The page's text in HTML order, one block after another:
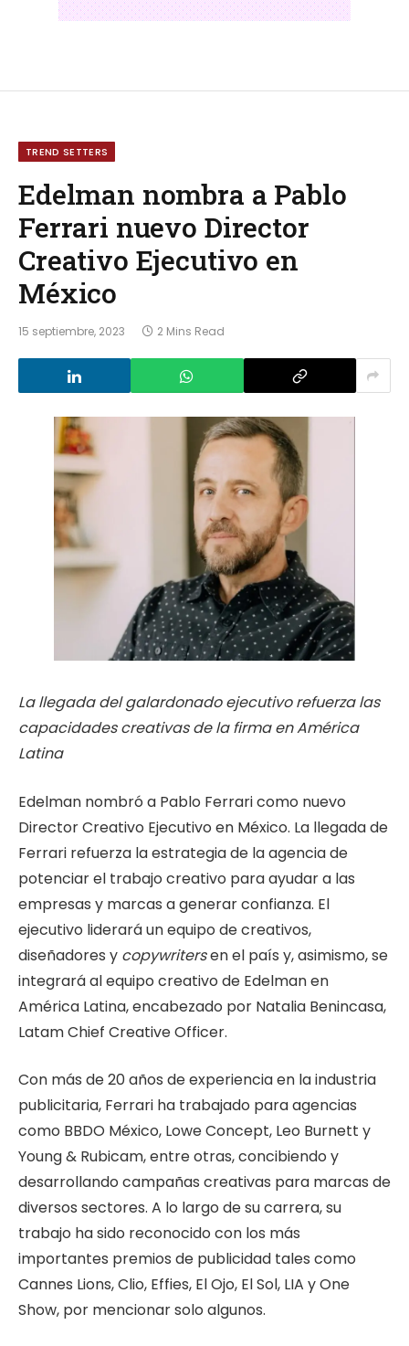
TREND SETTERS
Edelman nombra a Pablo
Ferrari nuevo Director
Creativo Ejecutivo en
México
15 septiembre, 2023 2 Mins Read
La llegada del galardonado ejecutivo refuerza las
capacidades creativas de la firma en América
Latina
Edelman nombró a Pablo Ferrari como nuevo
Director Creativo Ejecutivo en México. La llegada de
Ferrari refuerza la estrategia de la agencia de
potenciar el trabajo creativo para ayudar a las
empresas y marcas a generar confianza. El
ejecutivo liderará un equipo de creativos,
diseñadores y copywritersen el país y, asimismo, se
integrará al equipo creativo de Edelman en
América Latina, encabezado por Natalia Benincasa,
Latam Chief Creative Officer.
Con más de 20 años de experiencia en la industria
publicitaria, Ferrari ha trabajado para agencias
como BBDO México, Lowe Concept, Leo Burnett y
Young & Rubicam, entre otras, concibiendo y
desarrollando campañas creativas para marcas de
diversos sectores. A lo largo de su carrera, su
trabajo ha sido reconocido con los más
importantes premios de publicidad tales como
Cannes Lions, Clio, Effies, El Ojo, El Sol, LIA y One
Show, por mencionar solo algunos.